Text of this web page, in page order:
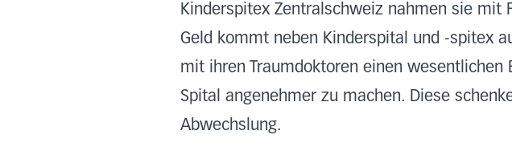
Kinderspitex Zentralschweiz nahmen sie
Geld kommt neben Kinderspital und -spitex
mit ihren Traumdoktoren einen
Spital angenehmer zu machen. Diese
Abwechslung.